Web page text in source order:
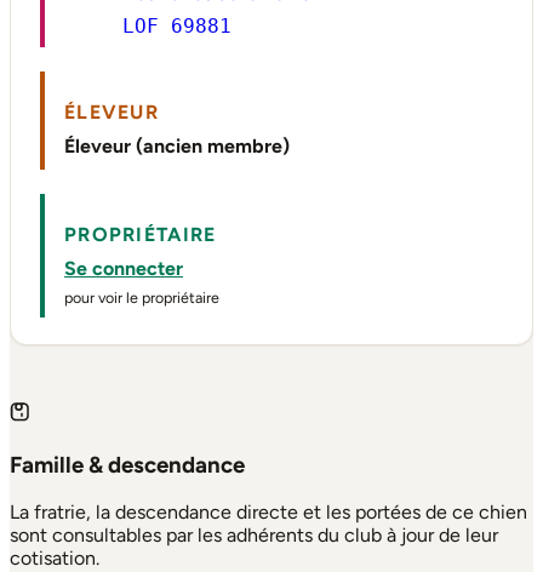
LOF 69881
ÉLEVEUR
Éleveur (ancien membre)
PROPRIÉTAIRE
Se connecter
pour voir le propriétaire
Famille & descendance
La fratrie, la descendance directe et les portées de ce chien
sont consultables par les adhérents du club à jour de leur
cotisation.